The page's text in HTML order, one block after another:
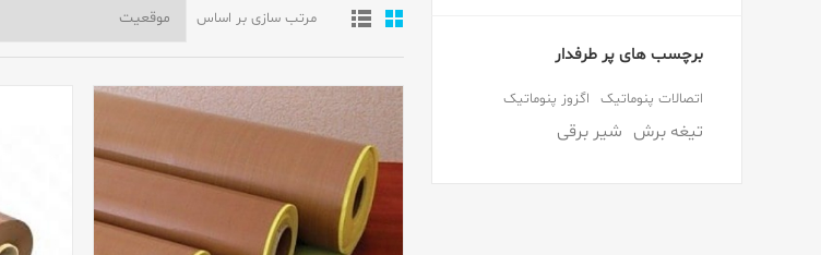
مرتب سازی بر اساس
برچسب های پر طرفدار
اتصالات پنوماتیک اگزوز پنوماتیک
تیغه برش شیر برقی